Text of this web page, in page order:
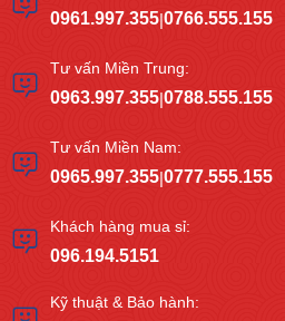
0961.997.355|0766.555.155
Tư vấn Miền Trung:
0963.997.355|0788.555.155
Tư vấn Miền Nam:
0965.997.355|0777.555.155
Khách hàng mua sỉ:
096.194.5151
Kỹ thuật & Bảo hành: